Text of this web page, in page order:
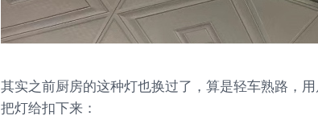
其实之前厨房的这种灯也换过了，算是轻车熟路，
把灯给扣下来：